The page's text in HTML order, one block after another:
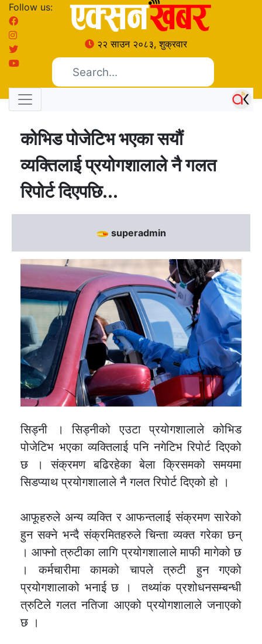
Follow us:
२२ साउन २०८३, शुक्रवार
कोभिड पोजेटिभ भएका सयौं
व्यक्तिलाई प्रयोगशालाले नै गलत
रिपोर्ट दिएपछि...
superadmin
सिड्नी । सिड्नीको एउटा प्रयोगशालाले कोभिड
पोजेटिभ भएका व्यक्तिलाई पनि नगेटिभ रिपोर्ट दिएको
छ । संक्रमण बढिरहेका बेला क्रिसमको समयमा
सिडप्याथ प्रयोगशालाले नै गलत रिपोर्ट दिएको हो ।
आफूहरुले अन्य व्यक्ति र आफन्तलाई संक्रमण सारेको
हुन सक्ने भन्दै संक्रमितहरुले चिन्ता व्यक्त गरेका छन्
। आफ्नो त्रुटीका लागि प्रयोगशालाले माफी मागेको छ
। कर्मचारीमा कामको चापले त्रुटी हुन गएको
प्रयोगशालाको भनाई छ । तथ्यांक प्रशोधनसम्बन्धी
त्रुटिले गलत नतिजा आएको प्रयोगशालाले जनाएको
छ ।